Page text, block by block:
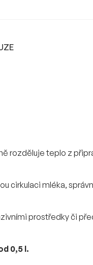
rozděluje teplo z
cirkulaci mléka,
prostředky či
0,5 l.